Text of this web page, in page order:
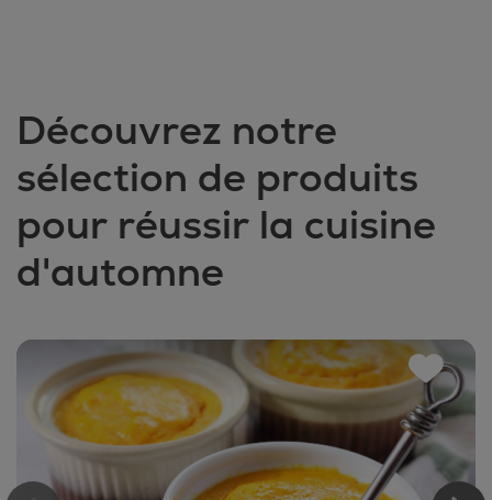
Découvrez notre
sélection de produits
pour réussir la cuisine
d'automne